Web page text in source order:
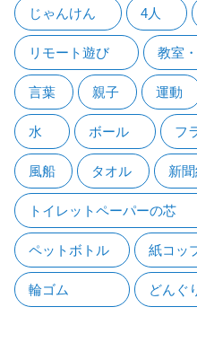
じゃんけん 4人
リモート遊び 教室
言葉 親子 運動
水 ボール フ
風船 タオル 新
トイレットペーパーの芯
ペットボトル 紙コッ
輪ゴム どんぐ